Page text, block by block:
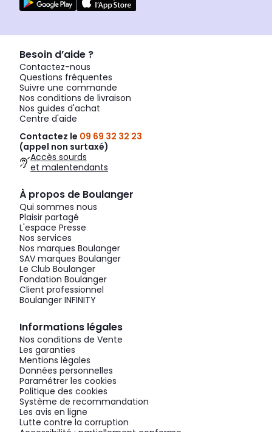
Besoin d’aide ?
Contactez-nous
Questions fréquentes
Suivre une commande
Nos conditions de livraison
Nos guides d'achat
Centre d'aide
Contactez le 09 69 32 32 23
(appel non surtaxé)
Accès sourds
et malentendants
À propos de Boulanger
Qui sommes nous
Plaisir partagé
L'espace Presse
Nos services
Nos marques Boulanger
SAV marques Boulanger
Le Club Boulanger
Fondation Boulanger
Client professionnel
Boulanger INFINITY
Informations légales
Nos conditions de Vente
Les garanties
Mentions légales
Données personnelles
Paramétrer les cookies
Politique des cookies
Système de recommandation
Les avis en ligne
Lutte contre la corruption